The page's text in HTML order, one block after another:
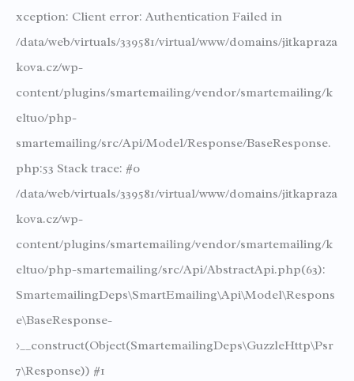
xception: Client error: Authentication Failed in
/data/web/virtuals/339581/virtual/www/domains/jitkapraza
kova.cz/wp-
content/plugins/smartemailing/vendor/smartemailing/k
eltuo/php-
smartemailing/src/Api/Model/Response/BaseResponse.
php:53 Stack trace: #0
/data/web/virtuals/339581/virtual/www/domains/jitkapraza
kova.cz/wp-
content/plugins/smartemailing/vendor/smartemailing/k
eltuo/php-smartemailing/src/Api/AbstractApi.php(63):
SmartemailingDeps\SmartEmailing\Api\Model\Respons
e\BaseResponse-
>__construct(Object(SmartemailingDeps\GuzzleHttp\Psr
7\Response)) #1